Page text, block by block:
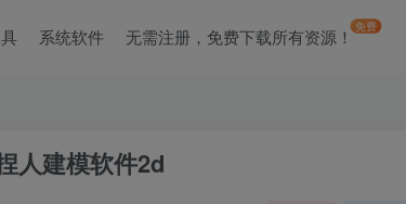
系统软件 无需注册，免费下载所有资源！免费
人建模软件2d